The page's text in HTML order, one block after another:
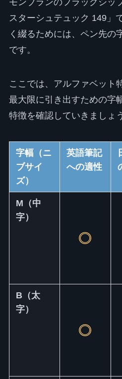
モンブランのフラッグシッ
スターシュテュック 149」
く綴るためには、ペン先の
です。
ここでは、アルファベット
最大限に引き出すための字
特徴を確認していきましょ
字幅（ニ
ブサイ
ズ）
英語筆記
への適性
M（中
字）
B（太
字）